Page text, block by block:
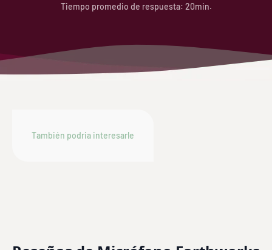
Tiempo promedio de respuesta: 20min.